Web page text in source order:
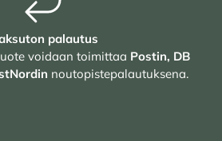
palautus
voidaan toimittaa Postin, DB
noutopistepalautuksena.